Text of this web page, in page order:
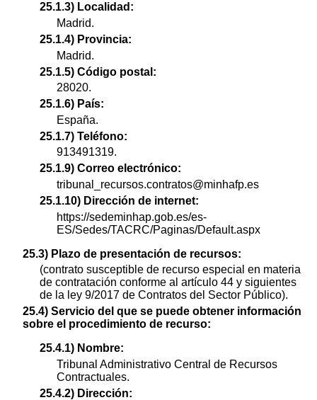
25.1.3) Localidad:
Madrid.
25.1.4) Provincia:
Madrid.
25.1.5) Código postal:
28020.
25.1.6) País:
España.
25.1.7) Teléfono:
913491319.
25.1.9) Correo electrónico:
tribunal_recursos.contratos@minhafp.es
25.1.10) Dirección de internet:
https://sedeminhap.gob.es/es-
ES/Sedes/TACRC/Paginas/Default.aspx
25.3) Plazo de presentación de recursos:
(contrato susceptible de recurso especial en materia
de contratación conforme al artículo 44 y siguientes
de la ley 9/2017 de Contratos del Sector Público).
25.4) Servicio del que se puede obtener información
sobre el procedimiento de recurso:
25.4.1) Nombre:
Tribunal Administrativo Central de Recursos
Contractuales.
25.4.2) Dirección: